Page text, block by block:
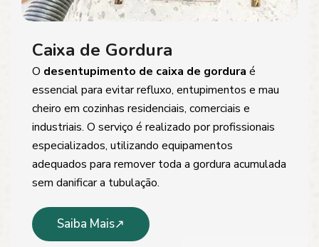
Caixa de Gordura
O desentupimento de caixa de gordura é
essencial para evitar refluxo, entupimentos e mau
cheiro em cozinhas residenciais, comerciais e
industriais. O serviço é realizado por profissionais
especializados, utilizando equipamentos
adequados para remover toda a gordura acumulada
sem danificar a tubulação.
Saiba Mais